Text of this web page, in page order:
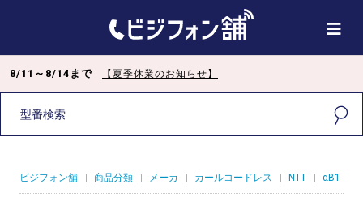
8/11～8/14まで 【夏季休業のお知らせ】
ビジフォン舗 商品分類 メーカ カールコードレス NTT αB1